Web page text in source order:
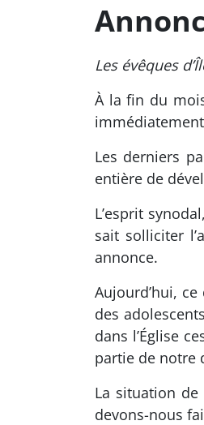
Les évêques
À la fin du
Les derniers
entière de
L’esprit
sait solliciter
annonce.
Aujourd’hui,
des
dans l’Église
partie de notre
La situation
devons-nous